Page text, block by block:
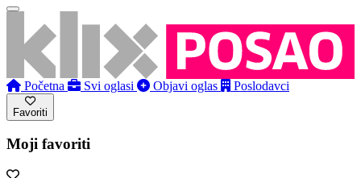
Početna Svi oglasi Objavi oglas Poslodavci
Favoriti
Moji favoriti